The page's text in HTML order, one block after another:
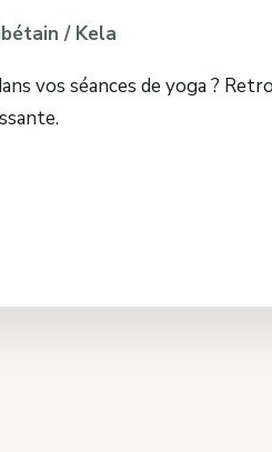
/ Kela
vos séances de yoga ?